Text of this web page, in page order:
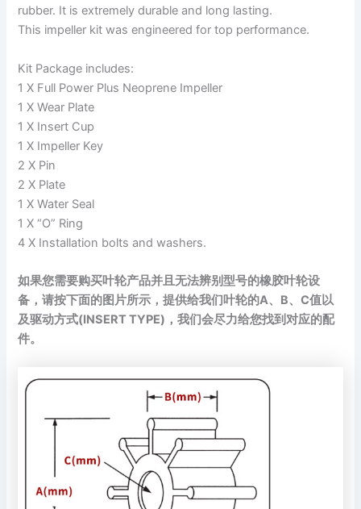
rubber. It is extremely durable and long lasting.
This impeller kit was engineered for top performance.
Kit Package includes:
1 X Full Power Plus Neoprene Impeller
1 X Wear Plate
1 X Insert Cup
1 X Impeller Key
2 X Pin
2 X Plate
1 X Water Seal
1 X “O” Ring
4 X Installation bolts and washers.
如果您需要购买叶轮产品并且无法辨别型号的橡胶叶轮设
备，请按下面的图片所示，提供给我们叶轮的A、B、C值以
及驱动方式(INSERT TYPE)，我们会尽力给您找到对应的配
件。